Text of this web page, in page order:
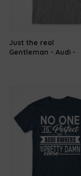
Just the real
Gentleman - Audi